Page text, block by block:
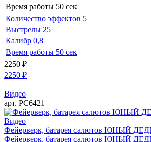
Время работы 50 сек
Количество эффектов 5
Выстрелы 25
Калибр 0,8
Время работы 50 сек
2250 ₽
2250 ₽
Видео
арт. РС6421
Видео
Фейерверк, батарея салютов ЮНЫЙ
Фейерверк, батарея салютов ЮНЫЙ